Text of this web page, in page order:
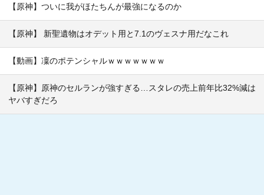
【原神】ついに我がほたちんが最強になるのか
【原神】 新聖遺物はオデット用と7.1のヴェスナ用だなこれ
【動画】凜のポテンシャルｗｗｗｗｗｗｗ
【原神】原神のセルランが強すぎる…スタレの売上前年比32%減は
ヤバすぎだろ